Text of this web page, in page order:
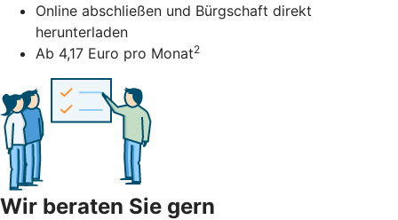
Online abschließen und Bürgschaft direkt
herunterladen
Ab 4,17 Euro pro Monat2
Wir beraten Sie gern